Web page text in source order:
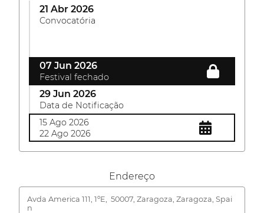
21 Abr 2026
Convocatória
07 Jun 2026
Festival fechado
29 Jun 2026
Data de Notificação
15 Ago 2026
22 Ago 2026
Endereço
Avda America 111, 1ºE,
50007, Zaragoza, Zaragoza, Spai
n